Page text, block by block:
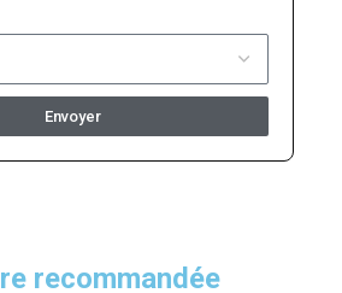
Envoyer
recommandée